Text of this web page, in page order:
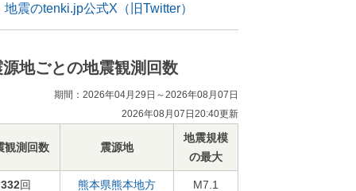
地震のtenki.jp公式X（旧Twitter）
源地ごとの地震観測回数
期間：2026年04月29日～2026年08月07日
2026年08月07日20:40更新
観測回数 震源地
地震規模
の最大
332回 熊本県熊本地方 M7.1